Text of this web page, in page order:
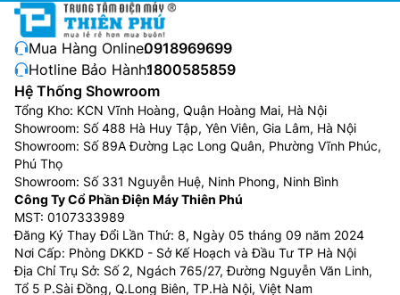
Điều hòa Mitsubishi giá rẻSRK50ZSPS-
W5/SRC50ZSPS-W5 sử dụng môi chất lạnh gas R32
hiệu suất làm lạnh cao & thân thiện với môi trường.
Gas R32 đã được các nhà khoa học chứng minh và
công nhận là một loại gas lạnh thế hệ mới của máy
điều hòa không khí nên bạn hoàn toàn có thể tự tin sử
dụng, lựa chọn các sản phẩm máy điều hòa không khí
sử dụng môi làm lạnh này vì một hệ sinh thái xanh.
Mua Hàng Online:0918969699
Hotline Bảo Hành:1800585859
Hệ Thống Showroom
Tổng Kho: KCN Vĩnh Hoàng, Quận Hoàng Mai, Hà Nội
Showroom: Số 488 Hà Huy Tập, Yên Viên, Gia Lâm, Hà Nội
Showroom: Số 89A Đường Lạc Long Quân, Phường Vĩnh Phúc,
Phú Thọ
Showroom: Số 331 Nguyễn Huệ, Ninh Phong, Ninh Bình
Công Ty Cổ Phần Điện Máy Thiên Phú
MST: 0107333989
Đăng Ký Thay Đổi Lần Thứ: 8, Ngày 05 tháng 09 năm 2024
Nơi Cấp: Phòng DKKD - Sở Kế Hoạch và Đầu Tư TP Hà Nội
Địa Chỉ Trụ Sở: Số 2, Ngách 765/27, Đường Nguyễn Văn Linh,
Tổ 5 P.Sài Đồng, Q.Long Biên, TP.Hà Nội, Việt Nam